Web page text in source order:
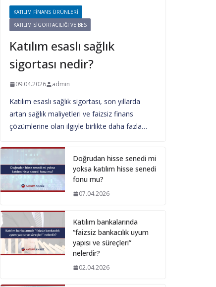
KATILIM FINANS ÜRÜNLERI
KATILIM SIGORTACILIĞI VE BES
Katılım esaslı sağlık
sigortası nedir?
09.04.2026 admin
Katılım esaslı sağlık sigortası, son yıllarda
artan sağlık maliyetleri ve faizsiz finans
çözümlerine olan ilgiyle birlikte daha fazla…
Doğrudan hisse senedi mi
yoksa katılım hisse senedi
fonu mu?
07.04.2026
Katılım bankalarında
“faizsiz bankacılık uyum
yapısı ve süreçleri”
nelerdir?
02.04.2026